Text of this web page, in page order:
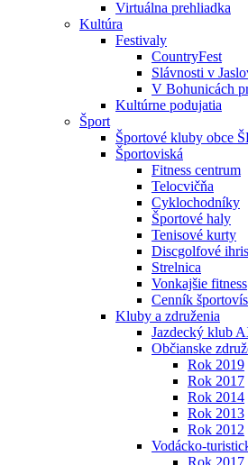
Virtuálna prehliadka
Kultúra
Festivaly
CountryFest
Slávnosti v
V Bohunicách
Kultúrne podujatia
Šport
Športové kluby obce
Športoviská
Fitness centrum
Telocvičňa
Cyklochodníky
Športové haly
Tenisové kurty
Discgolfové
Strelnica
Vonkajšie fitness
Cenník
Kluby a združenia
Jazdecký klub
Občianske
Rok 2019
Rok 2017
Rok 2014
Rok 2013
Rok 2012
Vodácko-
Rok 2017